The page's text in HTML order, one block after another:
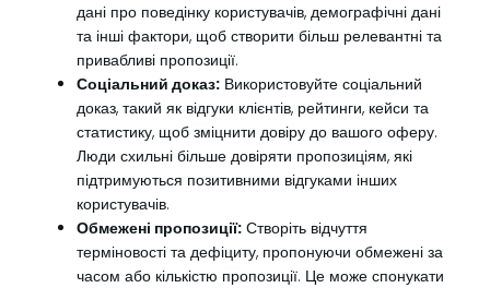
дані про поведінку користувачів, демографічні дані
та інші фактори, щоб створити більш релевантні та
привабливі пропозиції.
Соціальний доказ: Використовуйте соціальний
доказ, такий як відгуки клієнтів, рейтинги, кейси та
статистику, щоб зміцнити довіру до вашого оферу.
Люди схильні більше довіряти пропозиціям, які
підтримуються позитивними відгуками інших
користувачів.
Обмежені пропозиції: Створіть відчуття
терміновості та дефіциту, пропонуючи обмежені за
часом або кількістю пропозиції. Це може спонукати